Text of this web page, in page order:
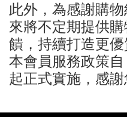
此外，為感謝購
來將不定期提供
饋，持續打造更優
本會員服務政策
起正式實施，感謝